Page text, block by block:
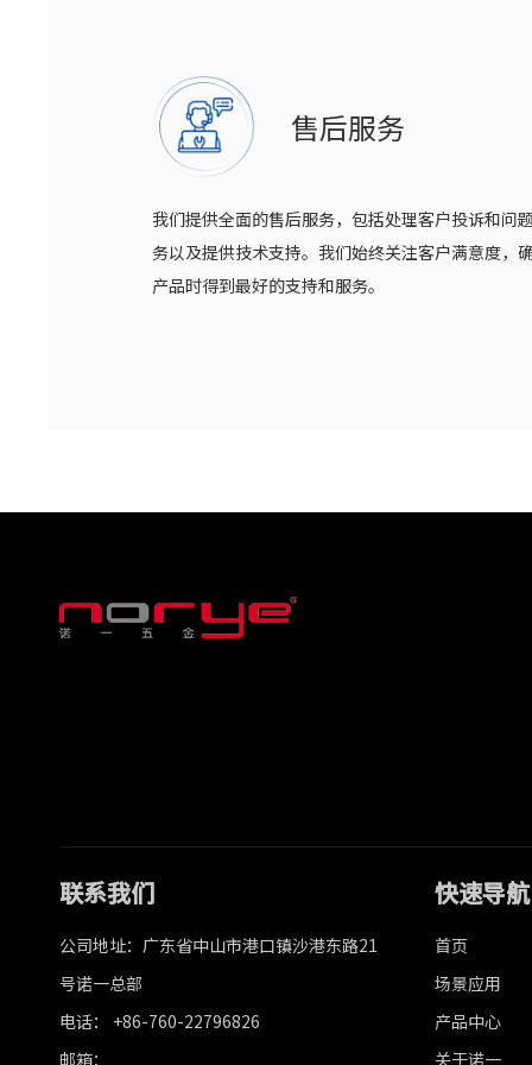
售后服务
我们提供全面的售后服务，包括处理客户投诉和问
务以及提供技术支持。我们始终关注客户满意度，
产品时得到最好的支持和服务。
联系我们
公司地址：广东省中山市港口镇沙港东路21
号诺一总部
电话： +86-760-22796826
邮箱：
快速导航
首页
场景应用
产品中心
关于诺一